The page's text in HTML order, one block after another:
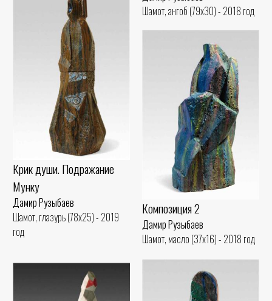
Шамот, ангоб (79x30) - 2018 год
Крик души. Подражание
Мунку
Дамир Рузыбаев
Шамот, глазурь (78x25) - 2019
год
Композиция 2
Дамир Рузыбаев
Шамот, масло (37x16) - 2018 год